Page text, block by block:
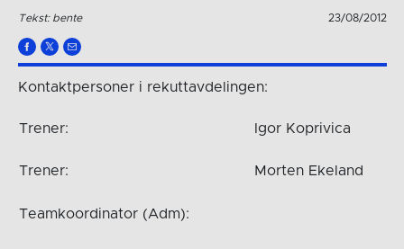
Tekst: bente 23/08/2012
Kontaktpersoner i rekuttavdelingen:
Trener: Igor Koprivica
Trener: Morten Ekeland
Teamkoordinator (Adm):